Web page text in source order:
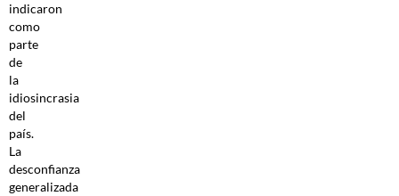
indicaron
como
parte
de
la
idiosincrasia
del
país.
La
desconfianza
generalizada